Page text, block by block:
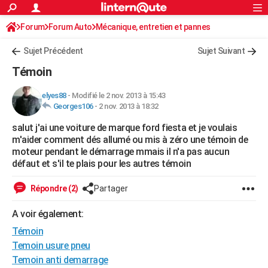
ACTUALITÉS
Politique
Société
Faits Divers
Education
Monde
Villes
+
FINANCE
Retraite
Impôts
Epargne
Immobilier
Risques naturels par ville
Banque
Assurance
Crédit
AUTO
Essais
Réserver un essai
Citadines
Berlines
SUV
Forum auto
+HIGH-TECH
Mobiles
Meilleur smartphone
Internet
Ordinateurs
Jeux vidéo
Guide high-tech
+BRICOLAGE
Forum
Aménagement intérieur
Extérieur
Cuisine
Salle de bains
Jardinage
Rangement
WEEK-END
LIFESTYLE
Art de vivre
Bien-être
Loisirs
Mode
Modes de vie
SANTE
Alimentation
Guide de la santé
Maladies
Médicaments
Sommeil
VOYAGE
Rechercher
S'inscrire
Connexion
Forum Forum Auto Mécanique, entretien et pannes
Sujet Précédent Sujet Suivant
Témoin
elyes88- Modifié le 2 nov. 2013 à 15:43
Georges106- 2 nov. 2013 à 18:32
salut j'ai une voiture de marque ford fiesta et je voulais
m'aider comment dés allumé ou mis à zéro une témoin de
moteur pendant le démarrage mmais il n'a pas aucun
défaut et s'il te plais pour les autres témoin
Répondre (2) Partager
A voir également:
Témoin
Temoin usure pneu
Temoin anti demarrage